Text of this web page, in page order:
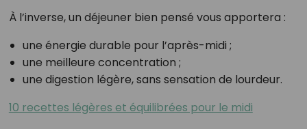
À l’inverse, un déjeuner bien pensé vous apportera :
une énergie durable pour l’après-midi ;
une meilleure concentration ;
une digestion légère, sans sensation de lourdeur.
10 recettes légères et équilibrées pour le midi